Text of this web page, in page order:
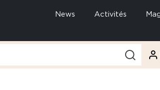
News Activités